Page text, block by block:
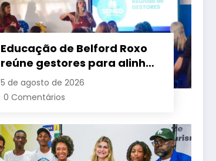
Educação de Belford Roxo
reúne gestores para alinhar
ações e fortalecer
planejamento do segundo
5 de agosto de 2026
0 Comentários